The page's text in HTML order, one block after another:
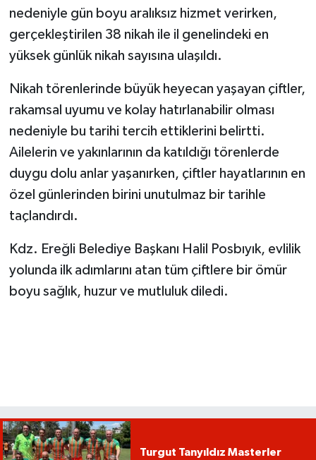
nedeniyle gün boyu aralıksız hizmet verirken,
gerçekleştirilen 38 nikah ile il genelindeki en
yüksek günlük nikah sayısına ulaşıldı.
Nikah törenlerinde büyük heyecan yaşayan çiftler,
rakamsal uyumu ve kolay hatırlanabilir olması
nedeniyle bu tarihi tercih ettiklerini belirtti.
Ailelerin ve yakınlarının da katıldığı törenlerde
duygu dolu anlar yaşanırken, çiftler hayatlarının en
özel günlerinden birini unutulmaz bir tarihle
taçlandırdı.
Kdz. Ereğli Belediye Başkanı Halil Posbıyık, evlilik
yolunda ilk adımlarını atan tüm çiftlere bir ömür
boyu sağlık, huzur ve mutluluk diledi.
Turgut Tanyıldız Masterler